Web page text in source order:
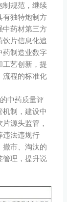
制规范，继续
有独特炮制方
中药材第三方
饮片信息化追
药制造业数字
工艺创新，提
流程的标准化
中药质量评
制，建设中
源头监管，
违法违规行
撤市、淘汰的
管理，提升说